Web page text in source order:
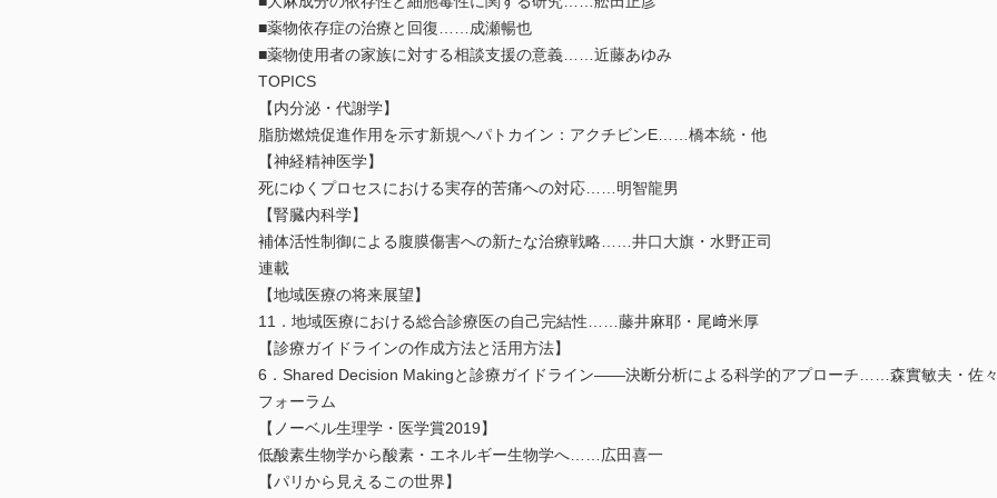
■薬物依存症の治療と回復……成瀬暢也
■薬物使用者の家族に対する相談支援の意義……近藤あゆみ
TOPICS
【内分泌・代謝学】
脂肪燃焼促進作用を示す新規ヘパトカイン：アクチビンE……橋本統・他
【神経精神医学】
死にゆくプロセスにおける実存的苦痛への対応……明智龍男
【腎臓内科学】
補体活性制御による腹膜傷害への新たな治療戦略……井口大旗・水野正司
連載
【地域医療の将来展望】
11．地域医療における総合診療医の自己完結性……藤井麻耶・尾﨑米厚
【診療ガイドラインの作成方法と活用方法】
6．Shared Decision Makingと診療ガイドライン――決断分析による科学的アプローチ……森實敏夫・
フォーラム
【ノーベル生理学・医学賞2019】
低酸素生物学から酸素・エネルギー生物学へ……広田喜一
【パリから見えるこの世界】